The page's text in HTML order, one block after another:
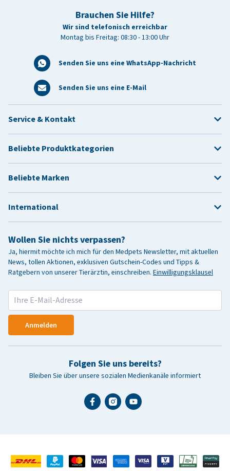
Brauchen Sie Hilfe?
Wir sind telefonisch erreichbar
Montag bis Freitag: 08:30 - 13:00 Uhr
Senden Sie uns eine WhatsApp-Nachricht
Senden Sie uns eine E-Mail
Wollen Sie nichts verpassen?
Ja, hiermit möchte ich mich für den Medpets Newsletter, mit aktuellen
News, tollen Aktionen, exklusiven Gutschein-Codes und Tipps &
Ratgebern von unserer Tierärztin, einschreiben. Einwilligungsklausel
Anmelden
Folgen Sie uns bereits?
Bleiben Sie über unsere sozialen Medienkanäle informiert
Service & Kontakt
Beliebte Produktkategorien
Beliebte Marken
International